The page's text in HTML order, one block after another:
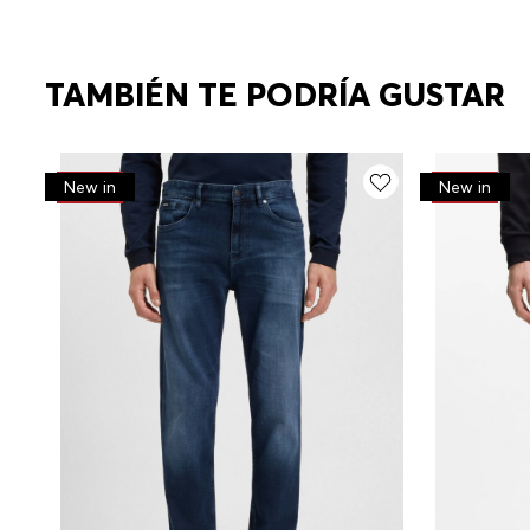
TAMBIÉN TE PODRÍA GUSTAR
-30%
New in -30%
New in